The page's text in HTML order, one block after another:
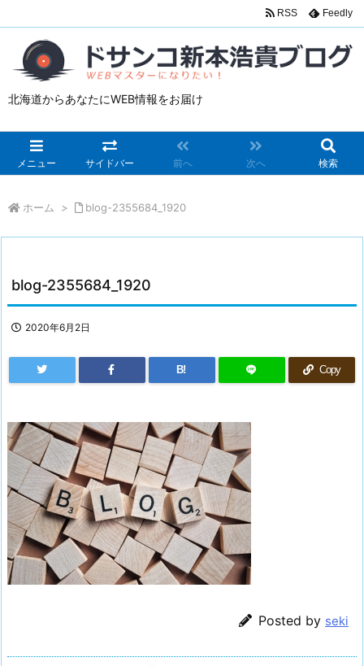
北海道からあなたにWEB情報をお届け
メニュー サイドバー 前へ 次へ 検索
RSS Feedly
ホーム > blog-2355684_1920
blog-2355684_1920
2020年6月2日
B! Copy
Posted by seki